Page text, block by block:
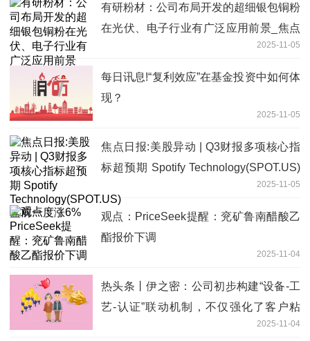
有研粉材：公司布局开发的超细银包铜粉
在光伏、电子行业有广泛应用前景_焦点
2025-11-05
每日讯息!“复利效应”在基金投资中如何体
现？
2025-11-05
焦点日报:美股异动 | Q3财报多项核心指
标超预期 Spotify Technology(SPOT.US)
2025-11-05
观点：PriceSeek提醒：兖矿鲁南醋酸乙
酯报价下调
2025-11-04
热头条丨伊之密：公司初步构建“设备-工
艺-认证”联动机制，不仅强化了客户粘
性，也为公司构筑起涵盖技术、服务与认
2025-11-04